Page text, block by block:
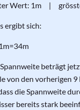
Wert: 1m |
ergibt sich:
beträgt
von den vorherigen 9
die Spannweite
bereits stark